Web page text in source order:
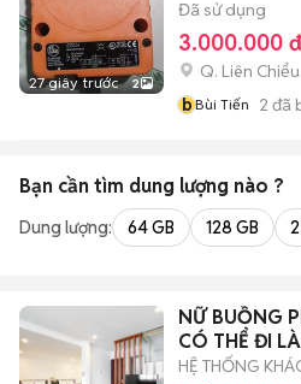
27 giây trước 2
Đã sử dụng
3.000.000 đ
Q. Liên Chiểu
bBùi Tiến 2 đã
Bạn cần tìm dung lượng nào ?
Dung lượng: 64 GB 128 GB
NỮ BUỒNG
CÓ THỂ ĐI
HỆ THỐNG